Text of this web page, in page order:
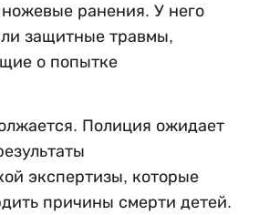
ранения. У него
защитные травмы,
о попытке
Полиция ожидает
экспертизы, которые
причины смерти детей.